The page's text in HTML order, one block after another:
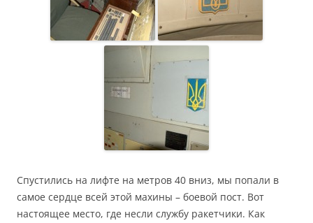
Спустились на лифте на метров 40 вниз, мы попали в
самое сердце всей этой махины – боевой пост. Вот
настоящее место, где несли службу ракетчики. Как